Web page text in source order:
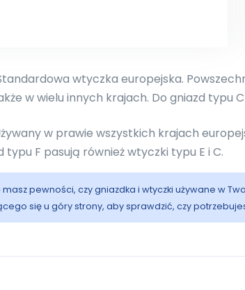
wtyczka europejska.
w wielu innych krajach. Do gniazd typu
w prawie wszystkich krajach
typu F pasują również wtyczki typu E i C.
masz pewności, czy gniazdka i wtyczki używane w
się u góry strony, aby sprawdzić, czy